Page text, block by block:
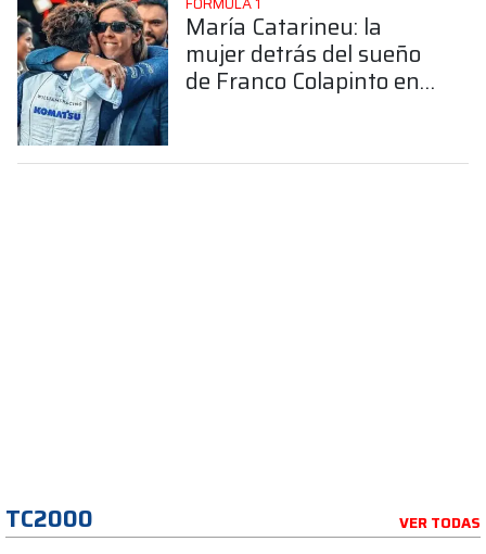
María Catarineu: la
mujer detrás del sueño
de Franco Colapinto en
TC2000 VER TODAS